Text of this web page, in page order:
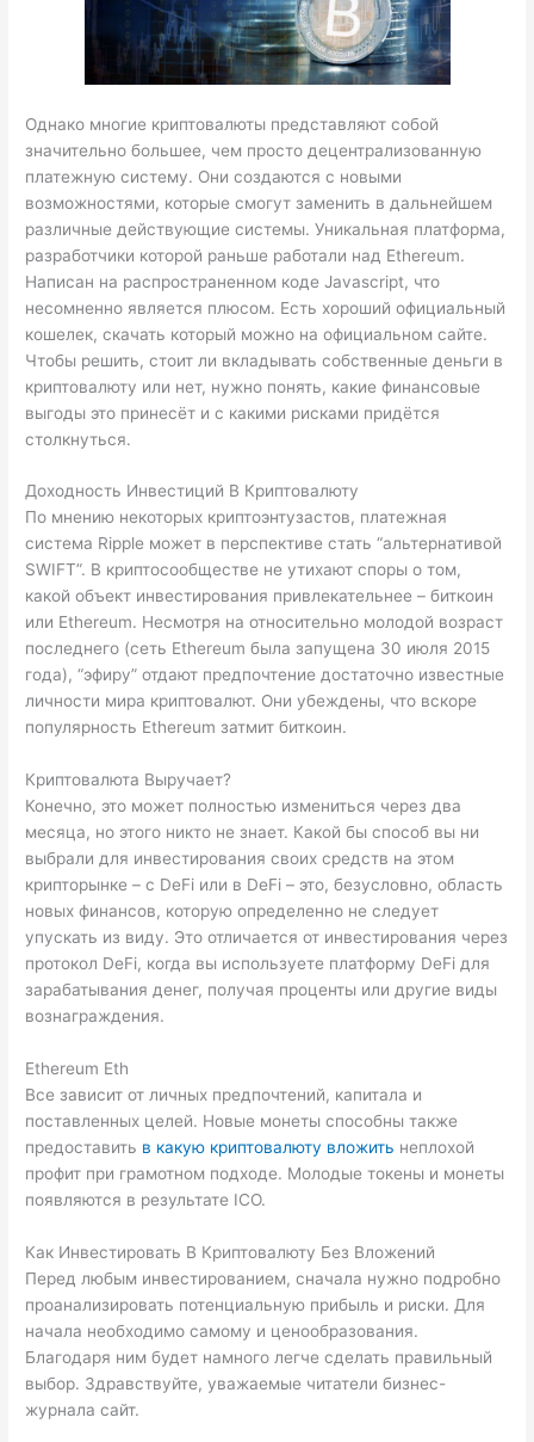
Однако многие криптовалюты представляют собой
значительно большее, чем просто децентрализованную
платежную систему. Они создаются с новыми
возможностями, которые смогут заменить в дальнейшем
различные действующие системы. Уникальная платформа,
разработчики которой раньше работали над Ethereum.
Написан на распространенном коде Javascript, что
несомненно является плюсом. Есть хороший официальный
кошелек, скачать который можно на официальном сайте.
Чтобы решить, стоит ли вкладывать собственные деньги в
криптовалюту или нет, нужно понять, какие финансовые
выгоды это принесёт и с какими рисками придётся
столкнуться.
Доходность Инвестиций В Криптовалюту
По мнению некоторых криптоэнтузастов, платежная
система Ripple может в перспективе стать “альтернативой
SWIFT”. В криптосообществе не утихают споры о том,
какой объект инвестирования привлекательнее – биткоин
или Ethereum. Несмотря на относительно молодой возраст
последнего (сеть Ethereum была запущена 30 июля 2015
года), “эфиру” отдают предпочтение достаточно известные
личности мира криптовалют. Они убеждены, что вскоре
популярность Ethereum затмит биткоин.
Криптовалюта Выручает?
Конечно, это может полностью измениться через два
месяца, но этого никто не знает. Какой бы способ вы ни
выбрали для инвестирования своих средств на этом
крипторынке – с DeFi или в DeFi – это, безусловно, область
новых финансов, которую определенно не следует
упускать из виду. Это отличается от инвестирования через
протокол DeFi, когда вы используете платформу DeFi для
зарабатывания денег, получая проценты или другие виды
вознаграждения.
Ethereum Eth
Все зависит от личных предпочтений, капитала и
поставленных целей. Новые монеты способны также
предоставить в какую криптовалюту вложить неплохой
профит при грамотном подходе. Молодые токены и монеты
появляются в результате ICO.
Как Инвестировать В Криптовалюту Без Вложений
Перед любым инвестированием, сначала нужно подробно
проанализировать потенциальную прибыль и риски. Для
начала необходимо самому и ценообразования.
Благодаря ним будет намного легче сделать правильный
выбор. Здравствуйте, уважаемые читатели бизнес-
журнала сайт.